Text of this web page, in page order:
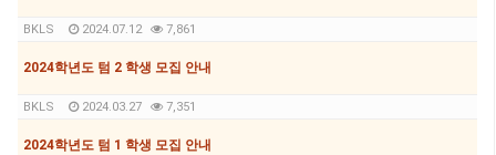
BKLS 2024.07.12 7,861
2024학년도 텀 2 학생 모집 안내
BKLS 2024.03.27 7,351
2024학년도 텀 1 학생 모집 안내